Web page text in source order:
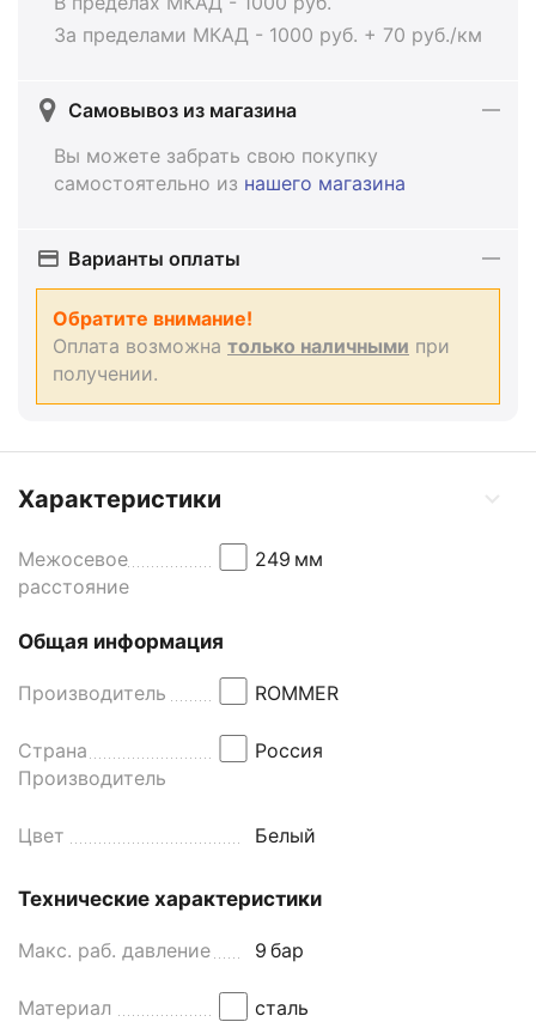
За пределами МКАД - 1000 руб. + 70 руб./км
Самовывоз из магазина
Вы можете забрать свою покупку
самостоятельно из нашего магазина
Варианты оплаты
Обратите внимание!
Оплата возможна только наличными при
получении.
Характеристики
Межосевое
расстояние
249 мм
Общая информация
Производитель ROMMER
Страна
Производитель
Россия
Цвет Белый
Технические характеристики
Макс. раб. давление 9 бар
Материал сталь